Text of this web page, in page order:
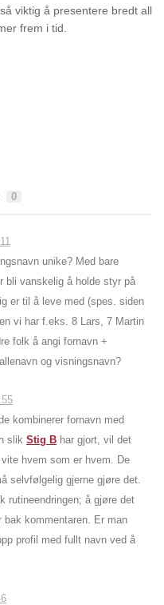
viktig å presentere bredt all
frem i tid.
0
unike? Med bare
bli vanskelig å holde styr på
er til å leve med (spes. siden
vi har f.eks. 8 Lars, 7 Martin
folk å angi fornavn +
og visningsnavn?
kombinerer fornavn med
slik Stig B har gjort, vil det
hvem som er hvem. De
selvfølgelig gjerne gjøre det.
rutineendringen; å gjøre det
kommentaren. Er man
profil med fullt navn ved å